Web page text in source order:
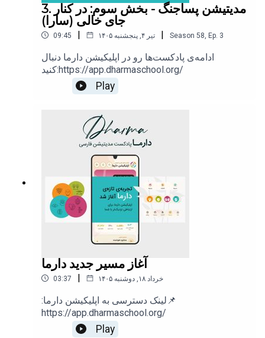
کنم» مراجعه کنید
------------
که یک پادکست روانشناسی و پزشکی هست گوش بدید، چرا
که این دو مکمل یکدیگرهستند.
اگر والد هستید پیشنهاد می کنیمدارما کودکرا که با دقت
برای آموزش و رشد ذهنی کودکان طراحی شده به همراه
کودکتان گوش بدید.
دارما موتیویشن با کارآفرین‌ها، افراد موفق و
انسان های عمیق چه در زمینه کاری و چه در زمینه
خودشناسی و نوع نگاه به زندگی صحبت می‌کنیم و با زندگی و
3. مدیتیشن پساجنگ - بخش سوم: در کنار
جای خالی (سارا)
09:45 | ۱۴۰۵ تیر ۴, پنجشنبه | Season 58, Ep. 3
ادامه‌ی پادکست‌ها رو در اپلیکیشن دارما دنبال
کنید:https://app.dharmaschool.org/
Play
آغاز مسیر جدید دارما
03:37 | ۱۴۰۵ خرداد ۱۸, دوشنبه
:لینک دسترسی به اپلیکیشن دارما📌
https://app.dharmaschool.org/
Play